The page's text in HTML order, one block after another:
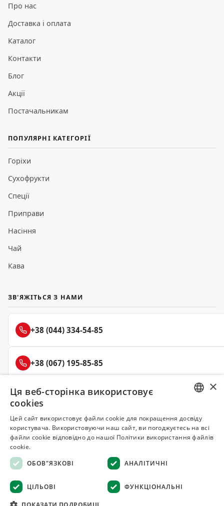
Про нас
Доставка і оплата
Каталог
Контакти
Блог
Акції
Постачальникам
ПОПУЛЯРНІ КАТЕГОРІЇ
Горіхи
Сухофрукти
Спеції
Приправи
Насіння
Чай
Кава
ЗВ'ЯЖІТЬСЯ З НАМИ
+38 (044) 334-54-85
+38 (067) 195-85-85
+38 (050) 145-85-45
СПЕЦІЇ ТА ПРЯНОЩІ
© 2008–2026 Магазин спецій та прянощів Делюкс, Київ
Всі матеріали на сайті захищені авторським правом
UKRAINIAN
×
Ця веб-сторінка використовує
cookies
Цей сайт використовує файли cookie для покращення досвіду
користувача. Використовуючи наш сайт, ви погоджуєтесь на всі
файли cookie відповідно до нашої Політики використання файлів
cookie.
ОБОВ"ЯЗКОВІ
АНАЛІТИЧНІ
ЦІЛЬОВІ ФУНКЦІОНАЛЬНІ